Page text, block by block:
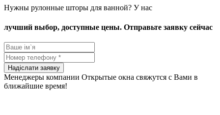
Нужны рулонные шторы для ванной? У нас
лучший выбор, доступные цены. Отправьте заявку сейчас
Менеджеры компании Открытые окна свяжутся с Вами в
ближайшие время!